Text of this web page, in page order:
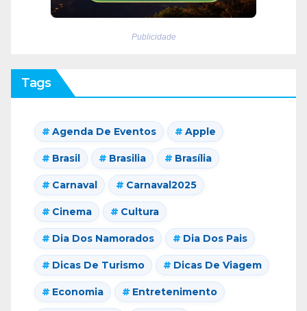
Publicidade
Tags
Agenda De Eventos Apple
Brasil Brasilia Brasília
Carnaval Carnaval2025
Cinema Cultura
Dia Dos Namorados Dia Dos Pais
Dicas De Turismo Dicas De Viagem
Economia Entretenimento